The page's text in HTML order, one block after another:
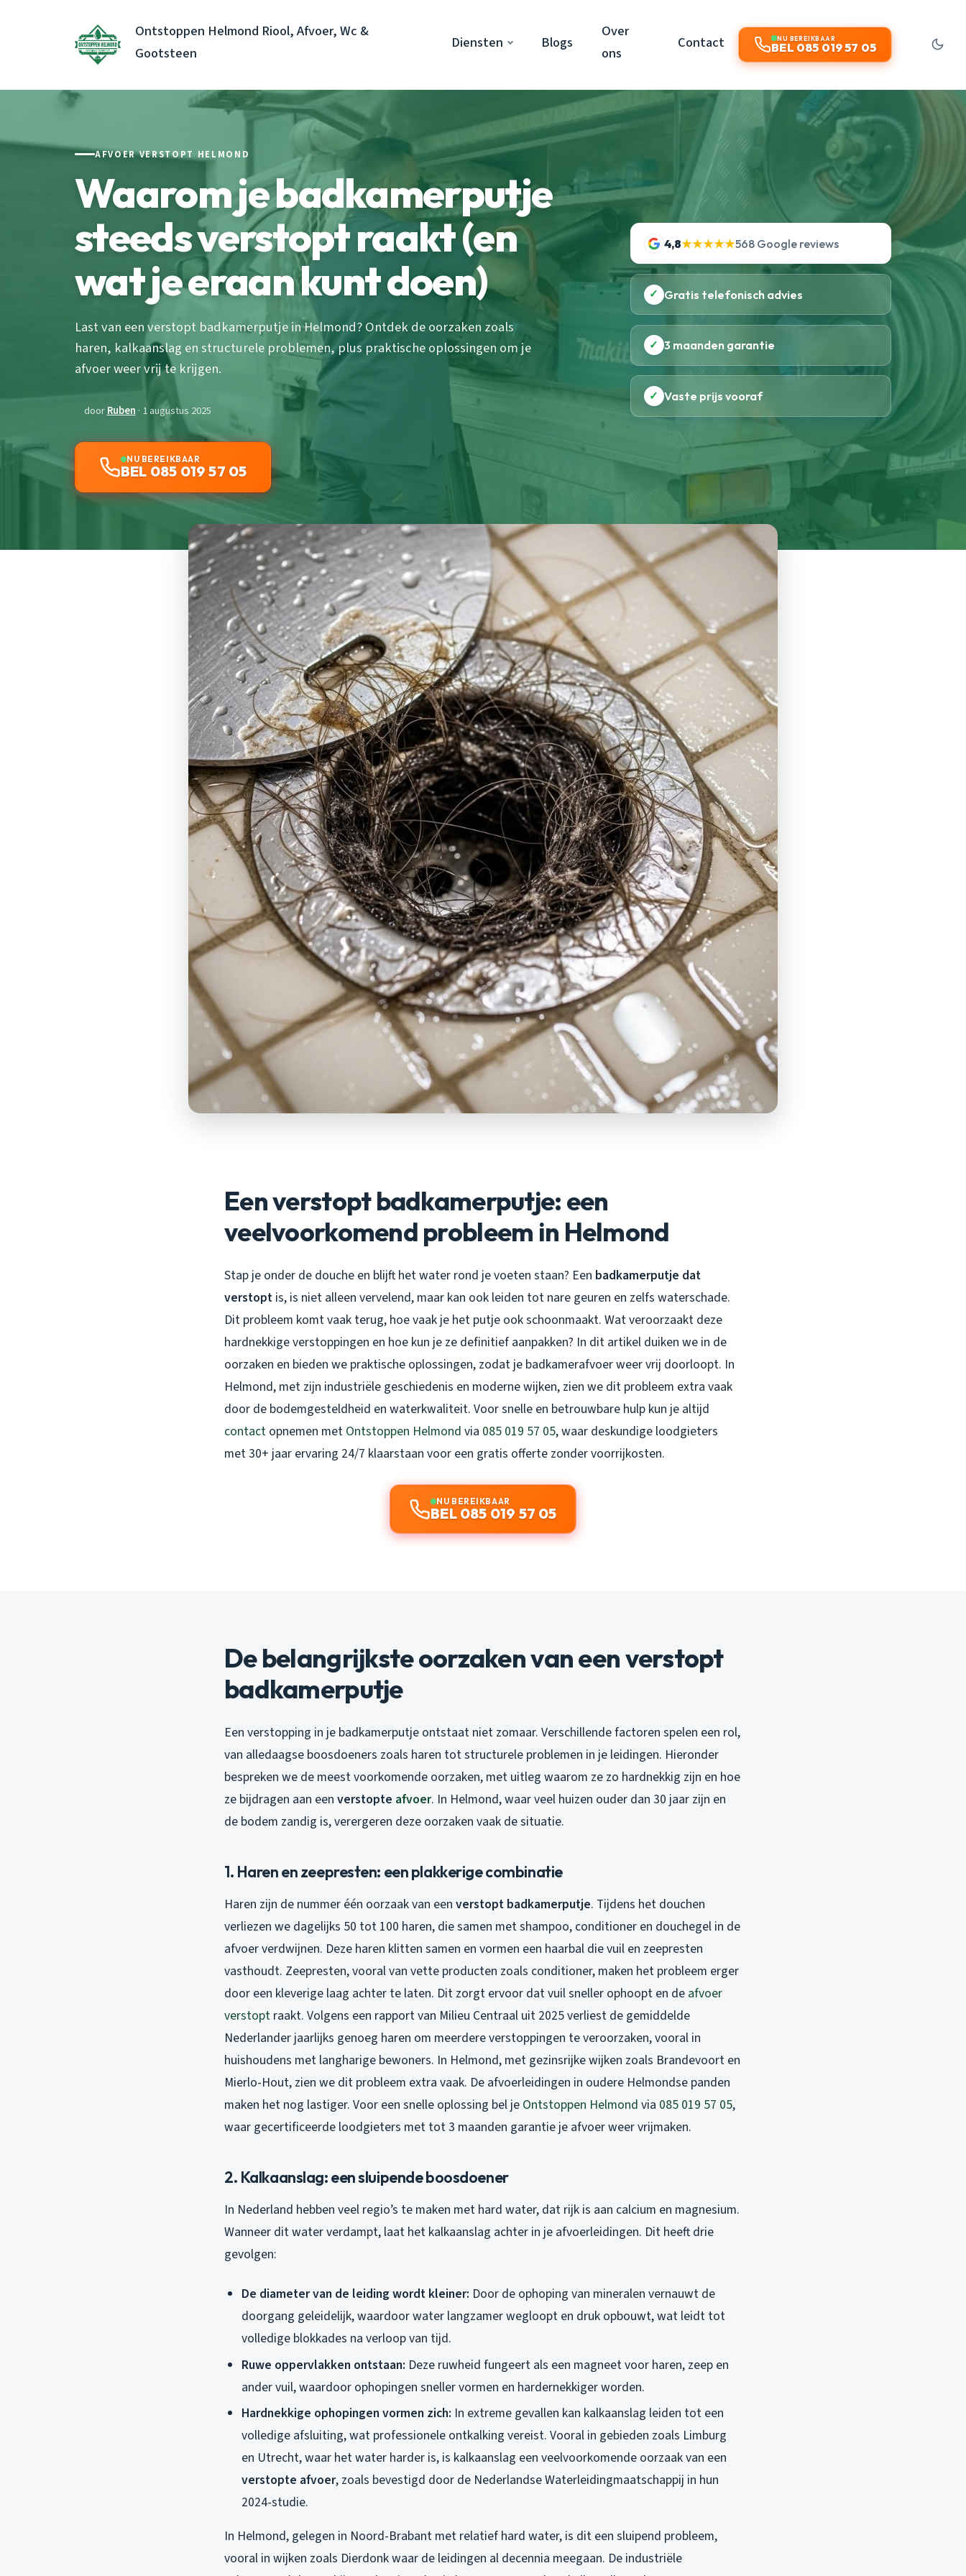
Ontstoppen Helmond Riool, Afvoer, Wc &
Gootsteen
Diensten Blogs
Over
ons
Contact NU BEREIKBAAR
BEL 085 019 57 05
AFVOER VERSTOPT HELMOND
Waarom je badkamerputje
steeds verstopt raakt (en
wat je eraan kunt doen)
Last van een verstopt badkamerputje in Helmond? Ontdek de oorzaken zoals
haren, kalkaanslag en structurele problemen, plus praktische oplossingen om je
afvoer weer vrij te krijgen.
doorRuben · 1 augustus 2025
NU BEREIKBAAR
BEL 085 019 57 05
4,8★★★★★568 Google reviews
✓ Gratis telefonisch advies
✓ 3 maanden garantie
✓ Vaste prijs vooraf
Een verstopt badkamerputje: een
veelvoorkomend probleem in Helmond
Stap je onder de douche en blijft het water rond je voeten staan? Een badkamerputje dat
verstopt is, is niet alleen vervelend, maar kan ook leiden tot nare geuren en zelfs waterschade.
Dit probleem komt vaak terug, hoe vaak je het putje ook schoonmaakt. Wat veroorzaakt deze
hardnekkige verstoppingen en hoe kun je ze definitief aanpakken? In dit artikel duiken we in de
oorzaken en bieden we praktische oplossingen, zodat je badkamerafvoer weer vrij doorloopt. In
Helmond, met zijn industriële geschiedenis en moderne wijken, zien we dit probleem extra vaak
door de bodemgesteldheid en waterkwaliteit. Voor snelle en betrouwbare hulp kun je altijd
contact opnemen met Ontstoppen Helmond via 085 019 57 05, waar deskundige loodgieters
met 30+ jaar ervaring 24/7 klaarstaan voor een gratis offerte zonder voorrijkosten.
NU BEREIKBAAR
BEL 085 019 57 05
De belangrijkste oorzaken van een verstopt
badkamerputje
Een verstopping in je badkamerputje ontstaat niet zomaar. Verschillende factoren spelen een rol,
van alledaagse boosdoeners zoals haren tot structurele problemen in je leidingen. Hieronder
bespreken we de meest voorkomende oorzaken, met uitleg waarom ze zo hardnekkig zijn en hoe
ze bijdragen aan een verstopte afvoer. In Helmond, waar veel huizen ouder dan 30 jaar zijn en
de bodem zandig is, verergeren deze oorzaken vaak de situatie.
1. Haren en zeepresten: een plakkerige combinatie
Haren zijn de nummer één oorzaak van een verstopt badkamerputje. Tijdens het douchen
verliezen we dagelijks 50 tot 100 haren, die samen met shampoo, conditioner en douchegel in de
afvoer verdwijnen. Deze haren klitten samen en vormen een haarbal die vuil en zeepresten
vasthoudt. Zeepresten, vooral van vette producten zoals conditioner, maken het probleem erger
door een kleverige laag achter te laten. Dit zorgt ervoor dat vuil sneller ophoopt en de afvoer
verstopt raakt. Volgens een rapport van Milieu Centraal uit 2025 verliest de gemiddelde
Nederlander jaarlijks genoeg haren om meerdere verstoppingen te veroorzaken, vooral in
huishoudens met langharige bewoners. In Helmond, met gezinsrijke wijken zoals Brandevoort en
Mierlo-Hout, zien we dit probleem extra vaak. De afvoerleidingen in oudere Helmondse panden
maken het nog lastiger. Voor een snelle oplossing bel je Ontstoppen Helmond via 085 019 57 05,
waar gecertificeerde loodgieters met tot 3 maanden garantie je afvoer weer vrijmaken.
2. Kalkaanslag: een sluipende boosdoener
In Nederland hebben veel regio’s te maken met hard water, dat rijk is aan calcium en magnesium.
Wanneer dit water verdampt, laat het kalkaanslag achter in je afvoerleidingen. Dit heeft drie
gevolgen:
De diameter van de leiding wordt kleiner: Door de ophoping van mineralen vernauwt de
doorgang geleidelijk, waardoor water langzamer wegloopt en druk opbouwt, wat leidt tot
volledige blokkades na verloop van tijd.
Ruwe oppervlakken ontstaan: Deze ruwheid fungeert als een magneet voor haren, zeep en
ander vuil, waardoor ophopingen sneller vormen en hardernekkiger worden.
Hardnekkige ophopingen vormen zich: In extreme gevallen kan kalkaanslag leiden tot een
volledige afsluiting, wat professionele ontkalking vereist. Vooral in gebieden zoals Limburg
en Utrecht, waar het water harder is, is kalkaanslag een veelvoorkomende oorzaak van een
verstopte afvoer, zoals bevestigd door de Nederlandse Waterleidingmaatschappij in hun
2024-studie.
In Helmond, gelegen in Noord-Brabant met relatief hard water, is dit een sluipend probleem,
vooral in wijken zoals Dierdonk waar de leidingen al decennia meegaan. De industriële